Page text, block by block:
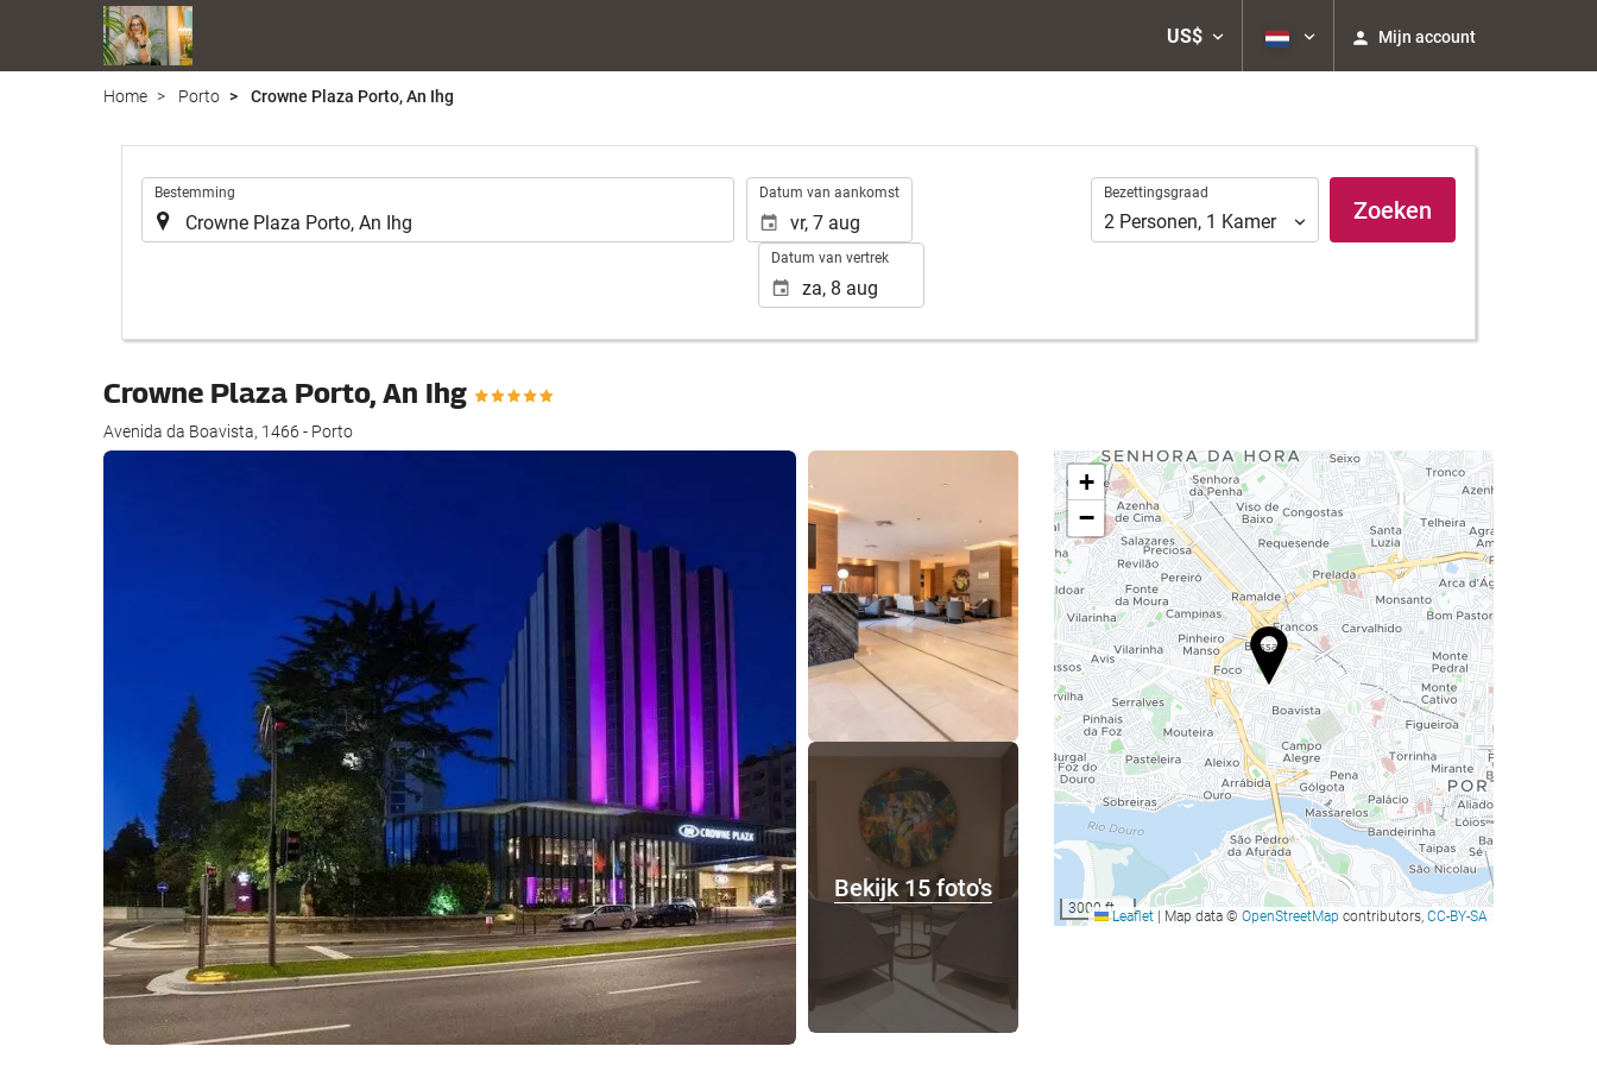
US$ Mijn account
Home Porto Crowne Plaza Porto, An Ihg
Bestemming Datum van aankomst
Datum van vertrek
Bezettingsgraad
Bezettingsgraad
2 Personen, 1 Kamer Zoeken
Crowne Plaza Porto, An Ihg
Avenida da Boavista, 1466 - Porto
Bekijk 15 foto's
+
−
3000 ftLeaflet Map data © OpenStreetMap contributors, CC-BY-SA